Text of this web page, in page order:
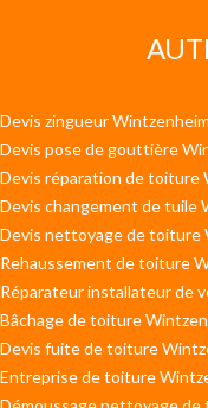
Devis zingueur
Devis pose de gouttière
Devis réparation de toiture
Devis changement de tuile
Devis nettoyage de toiture
Rehaussement de toiture
Réparateur installateur de
Bâchage de toiture
Devis fuite de toiture
Entreprise de toiture